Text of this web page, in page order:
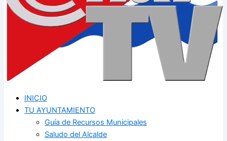
INICIO
TU AYUNTAMIENTO
Guía de Recursos Municipales
Saludo del Alcalde